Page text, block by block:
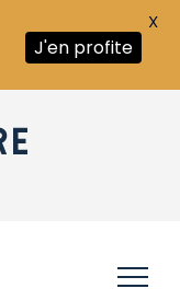
J'en profite
X